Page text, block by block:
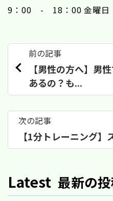
9：00 - 18：00 金曜日
前の記事
【男性の方へ】男
あるの？も...
次の記事
【1分トレーニング】
Latest 最新の